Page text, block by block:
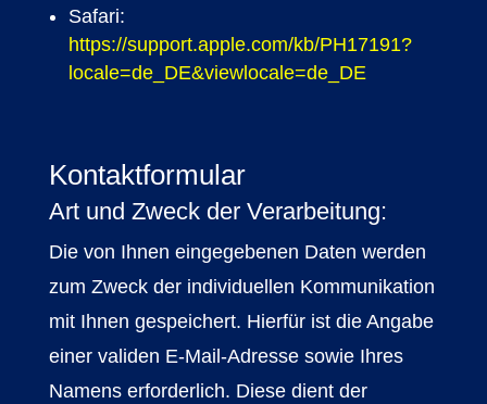
Safari:
https://support.apple.com/kb/PH17191?
locale=de_DE&viewlocale=de_DE
Kontaktformular
Art und Zweck der Verarbeitung:
Die von Ihnen eingegebenen Daten werden
zum Zweck der individuellen Kommunikation
mit Ihnen gespeichert. Hierfür ist die Angabe
einer validen E-Mail-Adresse sowie Ihres
Namens erforderlich. Diese dient der